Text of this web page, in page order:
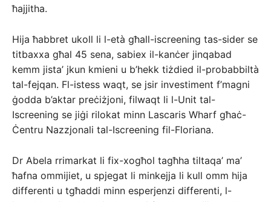
ħajjitha.
Hija ħabbret ukoll li l-età għall-iscreening tas-sider se
titbaxxa għal 45 sena, sabiex il-kanċer jinqabad
kemm jista’ jkun kmieni u b’hekk tiżdied il-probabbiltà
tal-fejqan. Fl-istess waqt, se jsir investiment f’magni
ġodda b’aktar preċiżjoni, filwaqt li l-Unit tal-
Iscreening se jiġi rilokat minn Lascaris Wharf għaċ-
Ċentru Nazzjonali tal-Iscreening fil-Floriana.
Dr Abela rrimarkat li fix-xogħol tagħha tiltaqa’ ma’
ħafna ommijiet, u spjegat li minkejja li kull omm hija
differenti u tgħaddi minn esperjenzi differenti, l-